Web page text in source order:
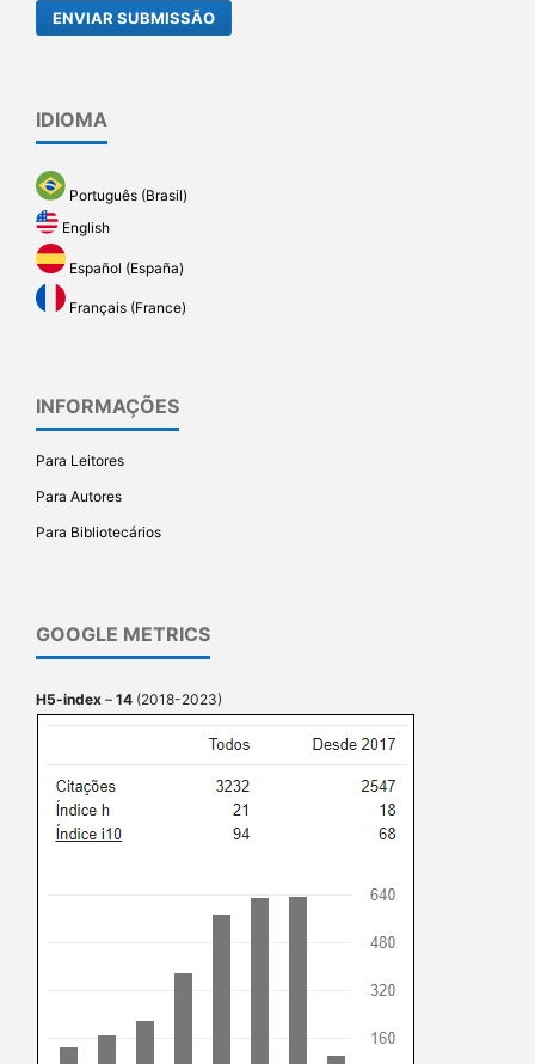
ENVIAR SUBMISSÃO
IDIOMA
Português (Brasil)
English
Español (España)
Français (France)
INFORMAÇÕES
Para Leitores
Para Autores
Para Bibliotecários
GOOGLE METRICS
H5-index – 14 (2018-2023)